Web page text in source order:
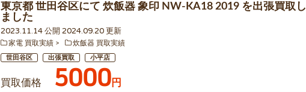
東京都 世田谷区にて 炊飯器 象印 NW-KA18 2019 を出張買取し
ました
2023.11.14 公開 2024.09.20 更新
家電 買取実績 炊飯器 買取実績
世田谷区 出張買取 小平店
買取価格 5000円